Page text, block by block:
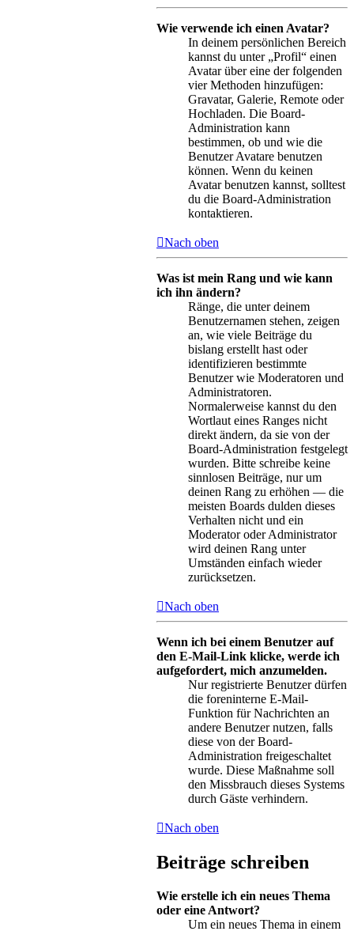
Wie verwende ich einen Avatar?
In deinem persönlichen Bereich
kannst du unter „Profil“ einen
Avatar über eine der folgenden
vier Methoden hinzufügen:
Gravatar, Galerie, Remote oder
Hochladen. Die Board-
Administration kann
bestimmen, ob und wie die
Benutzer Avatare benutzen
können. Wenn du keinen
Avatar benutzen kannst, solltest
du die Board-Administration
kontaktieren.
Nach oben
Was ist mein Rang und wie kann
ich ihn ändern?
Ränge, die unter deinem
Benutzernamen stehen, zeigen
an, wie viele Beiträge du
bislang erstellt hast oder
identifizieren bestimmte
Benutzer wie Moderatoren und
Administratoren.
Normalerweise kannst du den
Wortlaut eines Ranges nicht
direkt ändern, da sie von der
Board-Administration festgelegt
wurden. Bitte schreibe keine
sinnlosen Beiträge, nur um
deinen Rang zu erhöhen — die
meisten Boards dulden dieses
Verhalten nicht und ein
Moderator oder Administrator
wird deinen Rang unter
Umständen einfach wieder
zurücksetzen.
Nach oben
Wenn ich bei einem Benutzer auf
den E-Mail-Link klicke, werde ich
aufgefordert, mich anzumelden.
Nur registrierte Benutzer dürfen
die foreninterne E-Mail-
Funktion für Nachrichten an
andere Benutzer nutzen, falls
diese von der Board-
Administration freigeschaltet
wurde. Diese Maßnahme soll
den Missbrauch dieses Systems
durch Gäste verhindern.
Nach oben
Beiträge schreiben
Wie erstelle ich ein neues Thema
oder eine Antwort?
Um ein neues Thema in einem